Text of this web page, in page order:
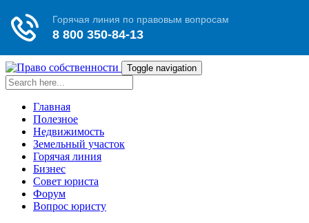
Toggle navigation
Главная
Полезное
Недвижимость
Земельный участок
Горячая линия
Бизнес
Совет юриста
Форум
Вопрос юристу